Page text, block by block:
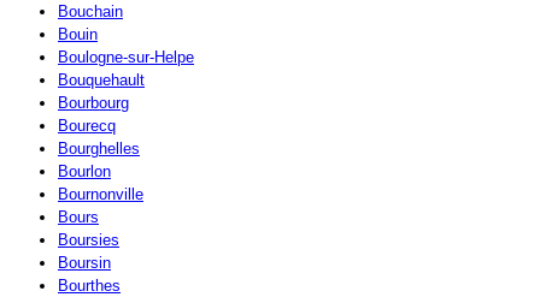
Bouchain
Bouin
Boulogne-sur-Helpe
Bouquehault
Bourbourg
Bourecq
Bourghelles
Bourlon
Bournonville
Bours
Boursies
Boursin
Bourthes